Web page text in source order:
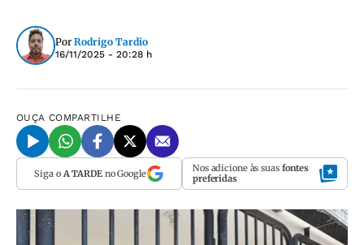
Por Rodrigo Tardio
16/11/2025 - 20:28 h
OUÇA COMPARTILHE
Siga o A TARDEno Google Nos adicione às suas fontes
preferidas